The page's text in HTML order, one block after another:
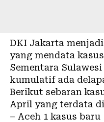
DKI Jakarta
yang mendata
Sementara
kumulatif ada
Berikut sebaran
April yang terdata
– Aceh 1 kasus baru